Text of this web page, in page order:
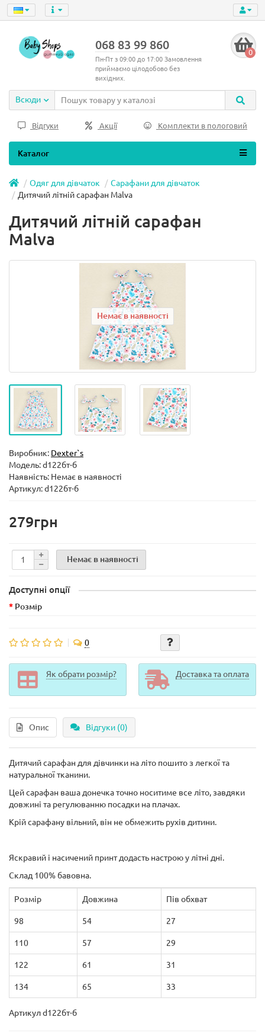
068 83 99 860
Пн-Пт з 09:00 до 17:00 Замовлення
приймаємо цілодобово без
вихідних.
0
Всюди
Відгуки Акції Комплекти в пологовий
Каталог
Одяг для дівчаток
Сарафани для дівчаток
Дитячий літній сарафан Malva
Дитячий літній сарафан
Malva
Немає в наявності
Виробник: Dexter`s
Модель:d122бт-б
Наявність: Немає в наявності
Артикул: d122бт-б
279грн
Немає в наявності
Доступні опції
Розмір
0
Як обрати розмір? Доставка та оплата
Опис Відгуки (0)
Дитячий сарафан для дівчинки на літо пошито з легкої та
натуральної тканини.
Цей сарафан ваша донечка точно носитиме все літо, завдяки
довжині та регулюванню посадки на плачах.
Крій сарафану вільний, він не обмежить рухів дитини.
Яскравий і насичений принт додасть настрою у літні дні.
Склад 100% бавовна.
Розмір Довжина Пів обхват
98 54 27
110 57 29
122 61 31
134 65 33
Артикул d122бт-б